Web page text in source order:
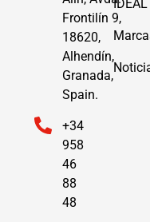
Frontilín 9,
18620,
Alhendín,
Granada,
Spain.
+34
958
46
88
48
IDEAL